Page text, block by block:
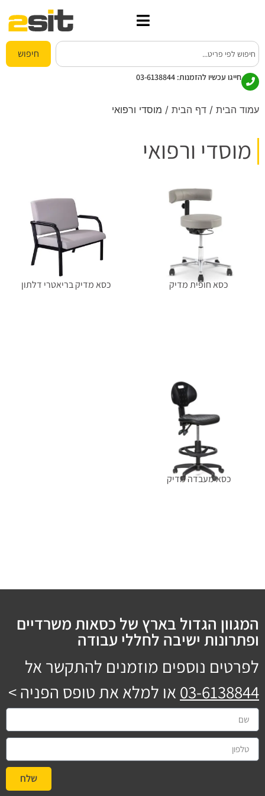
חיפוש
חייגו עכשיו להזמנות: 03-6138844
עמוד הבית / דף הבית / מוסדי ורפואי
מוסדי ורפואי
כסא חופית מדיק כסא מדיק בריאטרי דלתון
כסא מעבדה מדיק
המגוון הגדול בארץ של כסאות משרדיים
ופתרונות ישיבה לחללי עבודה
לפרטים נוספים מוזמנים להתקשר אל
03-6138844 או למלא את טופס הפניה >
שלח